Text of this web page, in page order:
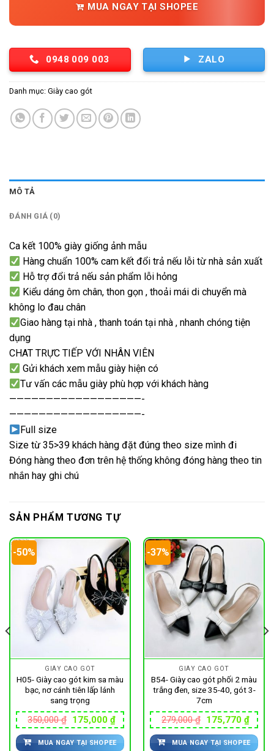
MUA NGAY TẠI SHOPEE
0948 009 003 ZALO
Danh mục: Giày cao gót
MÔ TẢ
ĐÁNH GIÁ (0)
Ca kết 100% giày giống ảnh mẫu
Hàng chuẩn 100% cam kết đổi trả nếu lỗi từ nhà sản xuất
Hỗ trợ đổi trả nếu sản phẩm lỗi hỏng
Kiểu dáng ôm chân, thon gọn , thoải mái di chuyển mà
không lo đau chân
Giao hàng tại nhà , thanh toán tại nhà , nhanh chóng tiện
dụng
CHAT TRỰC TIẾP VỚI NHÂN VIÊN
Gửi khách xem mẫu giày hiện có
Tư vấn các mẫu giày phù hợp với khách hàng
——————————————————-
——————————————————-
Full size
Size từ 35>39 khách hàng đặt đúng theo size mình đi
Đóng hàng theo đơn trên hệ thống không đóng hàng theo tin
nhắn hay ghi chú
SẢN PHẨM TƯƠNG TỰ
-50%
GIÀY CAO GÓT
H05- Giày cao gót kim sa màu
bạc, nơ cánh tiên lấp lánh
sang trọng
350,000₫ Giá
gốc
là:
350,000 ₫.
175,000 ₫Giá
hiện
tại
là:
MUA NGAY TẠI SHOPEE
-37%
GIÀY CAO GÓT
B54- Giày cao gót phối 2 màu
trắng đen, size 35-40, gót 3-
7cm
279,000₫ Giá
gốc
là:
279,000 ₫.
175,770 ₫Giá
hiện
tại
là:
MUA NGAY TẠI SHOPEE
₫.